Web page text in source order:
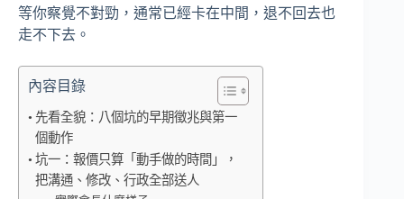
等你察覺不對勁，通常已經卡在中間，退不回去也
走不下去。
內容目錄
先看全貌：八個坑的早期徵兆與第一
個動作
坑一：報價只算「動手做的時間」，
把溝通、修改、行政全部送人